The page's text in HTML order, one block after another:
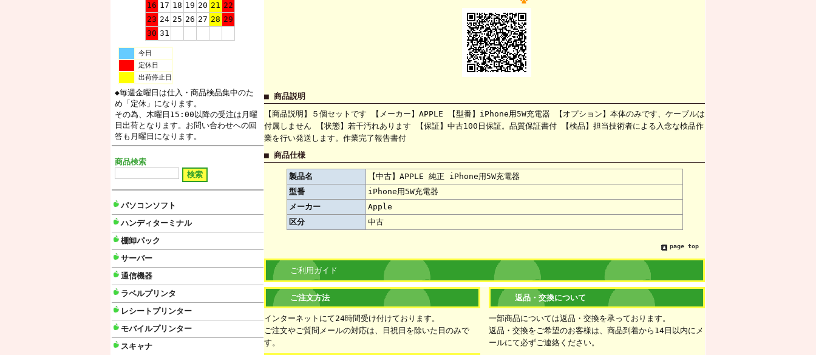
16 17 18 19 20 21 22
23 24 25 26 27 28 29
30 31
今日
定休日
出荷停止日
◆毎週金曜日は仕入・商品検品集中のた
め「定休」になります。
その為、木曜日15:00以降の受注は月曜
日出荷となります。お問い合わせへの回
答も月曜日になります。
商品検索
パソコンソフト
ハンディターミナル
棚卸パック
サーバー
通信機器
ラベルプリンタ
レシートプリンター
モバイルプリンター
スキャナ
■ 商品説明
【商品説明】５個セットです 【メーカー】APPLE 【型番】iPhone用5W充電器 【オプション】本体のみです、ケーブルは
付属しません 【状態】若干汚れあります 【保証】中古100日保証。品質保証書付 【検品】担当技術者による入念な検品作
業を行い発送します。作業完了報告書付
■ 商品仕様
製品名
【中古】APPLE 純正 iPhone用5W充電器
型番
iPhone用5W充電器
メーカー
Apple
区分
中古
page top
ご利用ガイド
ご注文方法
インターネットにて24時間受け付けております。
ご注文やご質問メールの対応は、日祝日を除いた日のみで
す。
返品・交換について
一部商品については返品・交換を承っております。
返品・交換をご希望のお客様は、商品到着から14日以内にメ
ールにて必ずご連絡ください。